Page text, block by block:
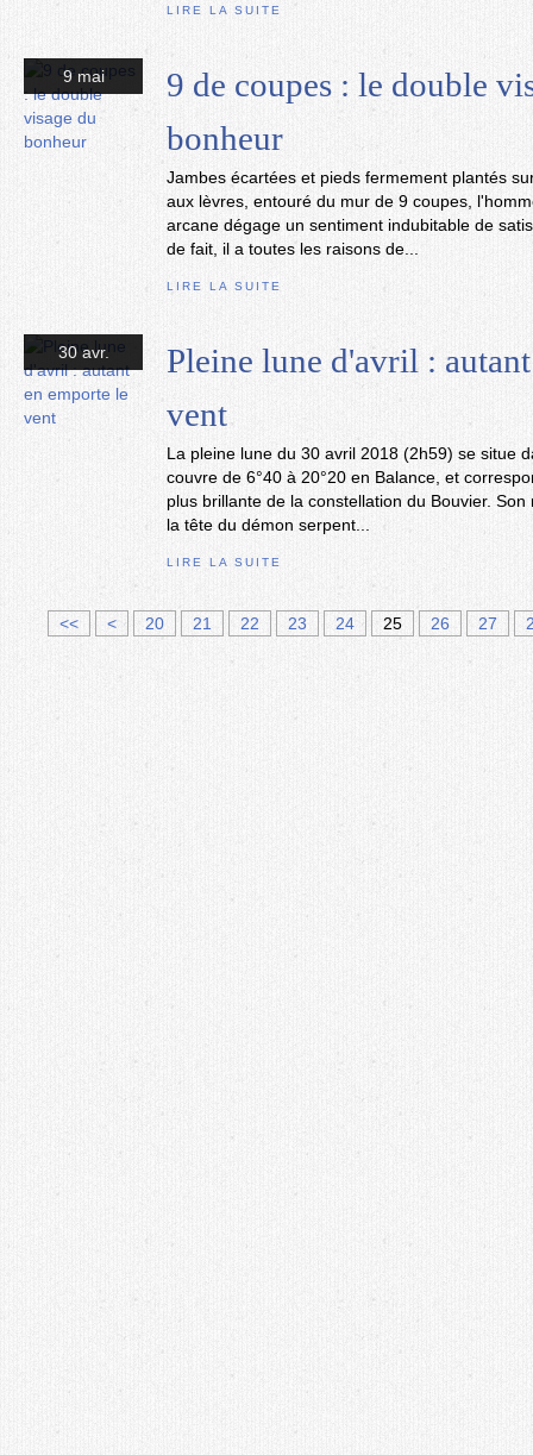
LIRE LA SUITE
9 mai
9 de coupes : le double
bonheur
Jambes écartées et pieds fermement plantés
aux lèvres, entouré du mur de 9 coupes,
arcane dégage un sentiment indubitable de
de fait, il a toutes les raisons de...
LIRE LA SUITE
30 avr.
Pleine lune d'avril :
vent
La pleine lune du 30 avril 2018 (2h59) se situe
couvre de 6°40 à 20°20 en Balance, et
plus brillante de la constellation du Bouvier.
la tête du démon serpent...
LIRE LA SUITE
<< <
1
20 21 22 23 24 25 26 27